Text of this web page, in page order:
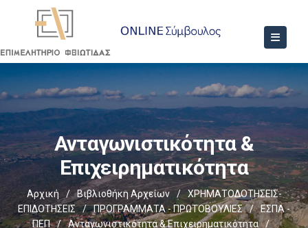
Ανταγωνιστικότητα &
Επιχειρηματικότητα
Αρχική / Βιβλιοθήκη Αρχείων /
ΧΡΗΜΑΤΟΔΟΤΗΣΕΙΣ-
ΕΠΙΔΟΤΗΣΕΙΣ
/ ΠΡΟΓΡΑΜΜΑΤΑ - ΠΡΩΤΟΒΟΥΛΙΕΣ /
ΕΣΠΑ -
ΠΕΠ
/ Ανταγωνιστικότητα & Επιχειρηματικότητα
/